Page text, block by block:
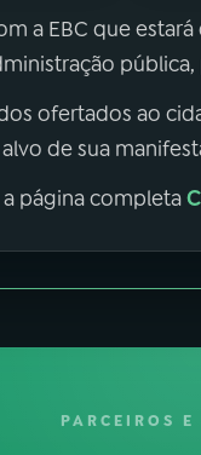
a EBC que
ofertados ao
de sua
a página completa
PARCEIROS